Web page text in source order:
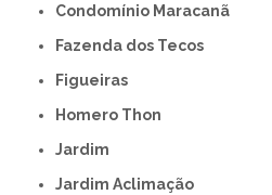
Condomínio Maracanã
Fazenda dos Tecos
Figueiras
Homero Thon
Jardim
Jardim Aclimação